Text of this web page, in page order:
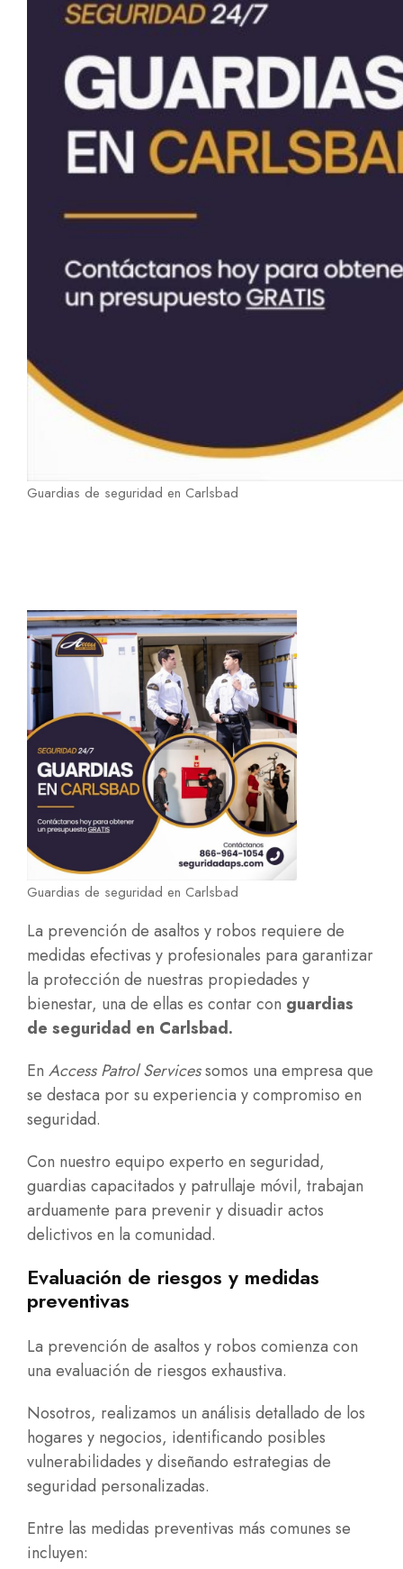
Guardias de seguridad en Carlsbad
Guardias de seguridad en Carlsbad
La prevención de asaltos y robos requiere de
medidas efectivas y profesionales para garantizar
la protección de nuestras propiedades y
bienestar, una de ellas es contar con guardias
de seguridad en Carlsbad.
En Access Patrol Servicessomos una empresa que
se destaca por su experiencia y compromiso en
seguridad.
Con nuestro equipo experto en seguridad,
guardias capacitados y patrullaje móvil, trabajan
arduamente para prevenir y disuadir actos
delictivos en la comunidad.
Evaluación de riesgos y medidas
preventivas
La prevención de asaltos y robos comienza con
una evaluación de riesgos exhaustiva.
Nosotros, realizamos un análisis detallado de los
hogares y negocios, identificando posibles
vulnerabilidades y diseñando estrategias de
seguridad personalizadas.
Entre las medidas preventivas más comunes se
incluyen: